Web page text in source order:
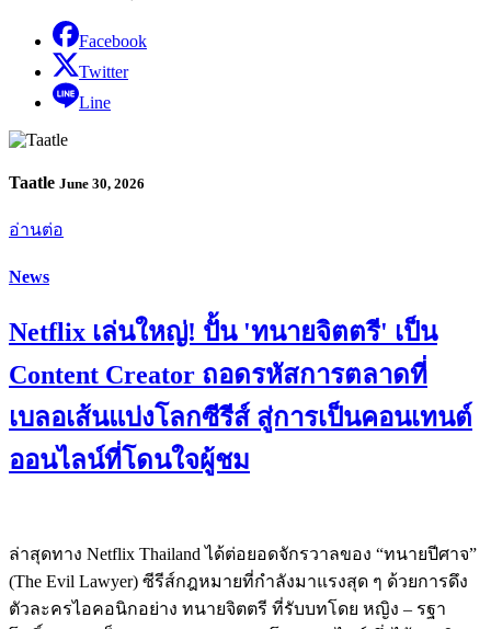
Facebook
Twitter
Line
Taatle June 30, 2026
อ่านต่อ
News
Netflix เล่นใหญ่! ปั้น 'ทนายจิตตรี' เป็น
Content Creator ถอดรหัสการตลาดที่
เบลอเส้นแบ่งโลกซีรีส์ สู่การเป็นคอนเทนต์
ออนไลน์ที่โดนใจผู้ชม
ล่าสุดทาง Netflix Thailand ได้ต่อยอดจักรวาลของ “ทนายปีศาจ”
(The Evil Lawyer) ซีรีส์กฎหมายที่กำลังมาแรงสุด ๆ ด้วยการดึง
ตัวละครไอคอนิกอย่าง ทนายจิตตรี ที่รับบทโดย หญิง – รฐา